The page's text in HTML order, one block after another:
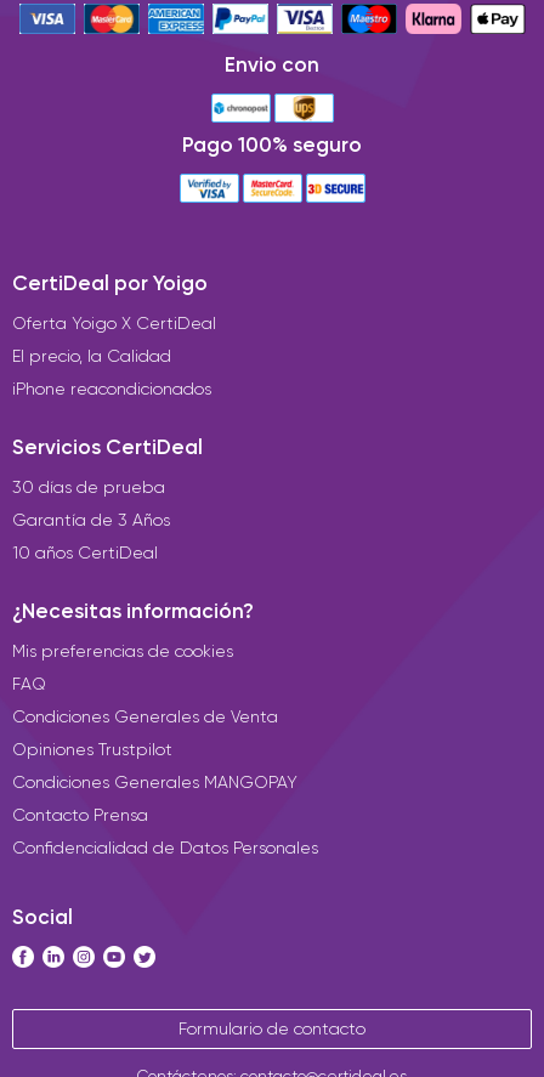
Envio con
Pago 100% seguro
CertiDeal por Yoigo
Oferta Yoigo X CertiDeal
El precio, la Calidad
iPhone reacondicionados
Servicios CertiDeal
30 días de prueba
Garantía de 3 Años
10 años CertiDeal
¿Necesitas información?
Mis preferencias de cookies
FAQ
Condiciones Generales de Venta
Opiniones Trustpilot
Condiciones Generales MANGOPAY
Contacto Prensa
Confidencialidad de Datos Personales
Social
Formulario de contacto